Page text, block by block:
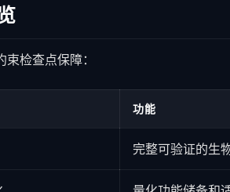
检查点保障：
功能
完整可验证的生